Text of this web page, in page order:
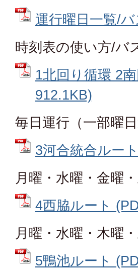
運行曜日一覧/
時刻表の使い方/バ
1北回り循環 2
912.1KB)
毎日運行（一部曜日
3河合統合ルー
月曜・水曜・金曜
4西脇ルート
月曜・水曜・木曜
5鴨池ルート